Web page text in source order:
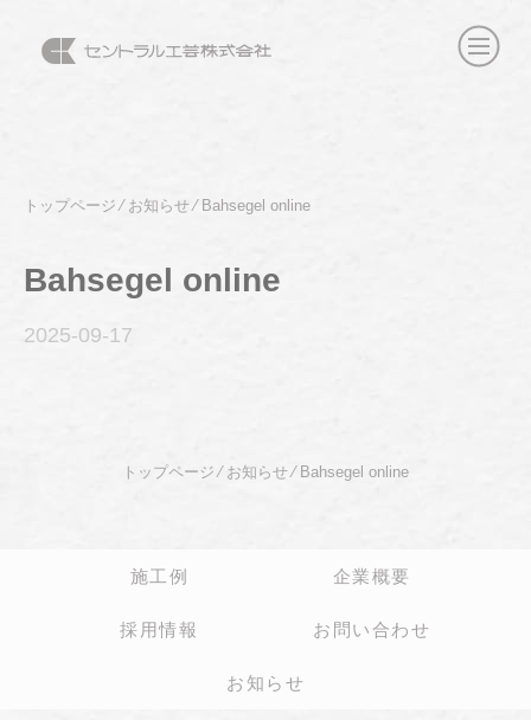
トップページ⁄ お知らせ⁄ Bahsegel online
Bahsegel online
2025-09-17
トップページ ⁄ お知らせ⁄ Bahsegel online
施工例 企業概要
採用情報 お問い合わせ
お知らせ